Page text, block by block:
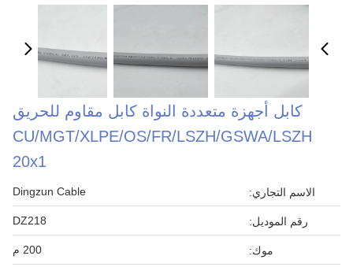
كابل أجهزة متعددة النواة كابل مقاوم للحريق
CU/MGT/XLPE/OS/FR/LSZH/GSWA/LSZH
20х1
الاسم التجاري: Dingzun Cable
رقم الموديل: DZ218
موك: 200 م